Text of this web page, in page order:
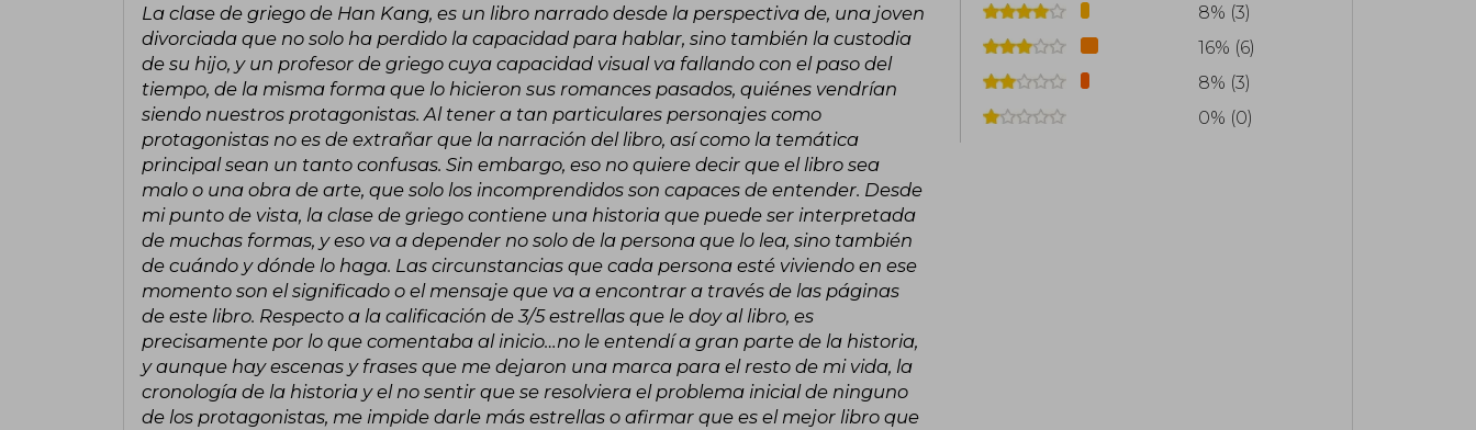
La clase de griego de Han Kang, es un libro narrado desde la perspectiva de, una joven
divorciada que no solo ha perdido la capacidad para hablar, sino también la custodia
de su hijo, y un profesor de griego cuya capacidad visual va fallando con el paso del
tiempo, de la misma forma que lo hicieron sus romances pasados, quiénes vendrían
siendo nuestros protagonistas. Al tener a tan particulares personajes como
protagonistas no es de extrañar que la narración del libro, así como la temática
principal sean un tanto confusas. Sin embargo, eso no quiere decir que el libro sea
malo o una obra de arte, que solo los incomprendidos son capaces de entender. Desde
mi punto de vista, la clase de griego contiene una historia que puede ser interpretada
de muchas formas, y eso va a depender no solo de la persona que lo lea, sino también
de cuándo y dónde lo haga. Las circunstancias que cada persona esté viviendo en ese
momento son el significado o el mensaje que va a encontrar a través de las páginas
de este libro. Respecto a la calificación de 3/5 estrellas que le doy al libro, es
precisamente por lo que comentaba al inicio…no le entendí a gran parte de la historia,
y aunque hay escenas y frases que me dejaron una marca para el resto de mi vida, la
cronología de la historia y el no sentir que se resolviera el problema inicial de ninguno
de los protagonistas, me impide darle más estrellas o afirmar que es el mejor libro que
8% (3)
16% (6)
8% (3)
0% (0)